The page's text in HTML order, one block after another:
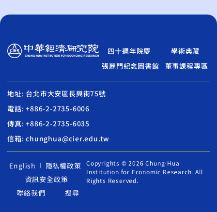
四十週年院慶
學術典藏
張麗門紀念圖書館
董事課程專區
地址: 台北市大安區長興街75號
電話: +886-2-2735-6006
傳真: +886-2-2735-6035
信箱: chunghua@cier.edu.tw
English
隱私權政策
資訊安全政策
聯絡我們
搜尋
Copyrights © 2026 Chung-Hua
Institution for Economic Research. All
Rights Reserved.